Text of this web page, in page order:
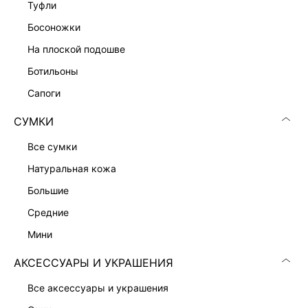
туфли
босоножки
на плоской подошве
ботильоны
сапоги
СУМКИ
все сумки
натуральная кожа
большие
средние
мини
АКСЕССУАРЫ И УКРАШЕНИЯ
все аксессуары и украшения
ТВИДОВЫЙ ЖАКЕТ С ШЕРСТЬЮ
13 999 ₽
ЖАККАРДОВЫЙ ЖАКЕТ
КОЛЛЕКЦИЯ СТУДИО ЭКСКЛЮЗИВНО ОНЛАЙН